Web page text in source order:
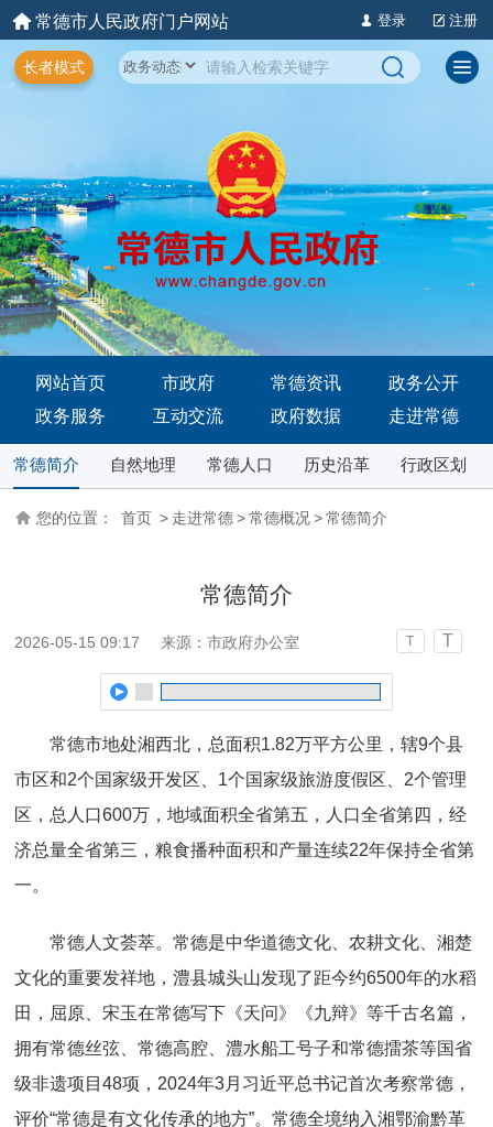
常德市人民政府门户网站 登录 注册
长者模式
网站首页 市政府 常德资讯
政务公开
政务服务
互动交流 政府数据 走进常德
常德简介 自然地理 常德人口 历史沿革 行政区划
您的位置： 首页 > 走进常德 > 常德概况 > 常德简介
常德简介
2026-05-15 09:17 来源：市政府办公室 T T
常德市地处湘西北，总面积1.82万平方公里，辖9个县
市区和2个国家级开发区、1个国家级旅游度假区、2个管理
区，总人口600万，地域面积全省第五，人口全省第四，经
济总量全省第三，粮食播种面积和产量连续22年保持全省第
一。
常德人文荟萃。常德是中华道德文化、农耕文化、湘楚
文化的重要发祥地，澧县城头山发现了距今约6500年的水稻
田，屈原、宋玉在常德写下《天问》《九辩》等千古名篇，
拥有常德丝弦、常德高腔、澧水船工号子和常德擂茶等国省
级非遗项目48项，2024年3月习近平总书记首次考察常德，
评价“常德是有文化传承的地方”。常德全境纳入湘鄂渝黔革